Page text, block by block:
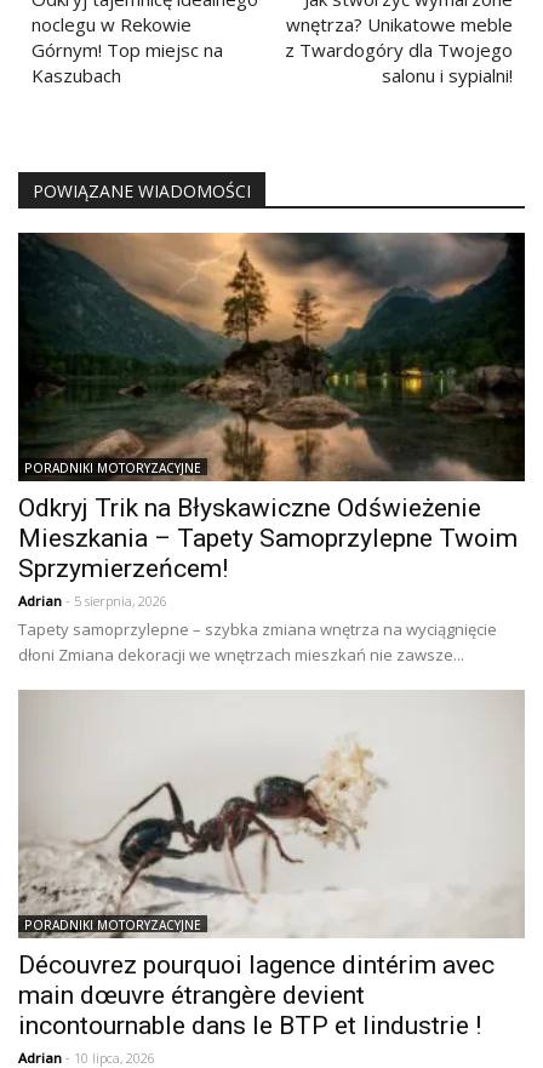
noclegu w Rekowie
Górnym! Top miejsc na
Kaszubach
wnętrza? Unikatowe meble
z Twardogóry dla Twojego
salonu i sypialni!
POWIĄZANE WIADOMOŚCI
PORADNIKI MOTORYZACYJNE
Odkryj Trik na Błyskawiczne Odświeżenie
Mieszkania – Tapety Samoprzylepne Twoim
Sprzymierzeńcem!
Adrian - 5 sierpnia, 2026
Tapety samoprzylepne – szybka zmiana wnętrza na wyciągnięcie
dłoni Zmiana dekoracji we wnętrzach mieszkań nie zawsze...
PORADNIKI MOTORYZACYJNE
Découvrez pourquoi lagence dintérim avec
main dœuvre étrangère devient
incontournable dans le BTP et lindustrie !
Adrian - 10 lipca, 2026